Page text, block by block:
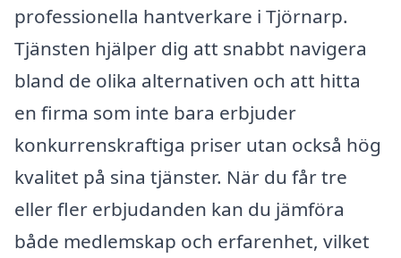
professionella hantverkare i Tjörnarp.
Tjänsten hjälper dig att snabbt navigera
bland de olika alternativen och att hitta
en firma som inte bara erbjuder
konkurrenskraftiga priser utan också hög
kvalitet på sina tjänster. När du får tre
eller fler erbjudanden kan du jämföra
både medlemskap och erfarenhet, vilket